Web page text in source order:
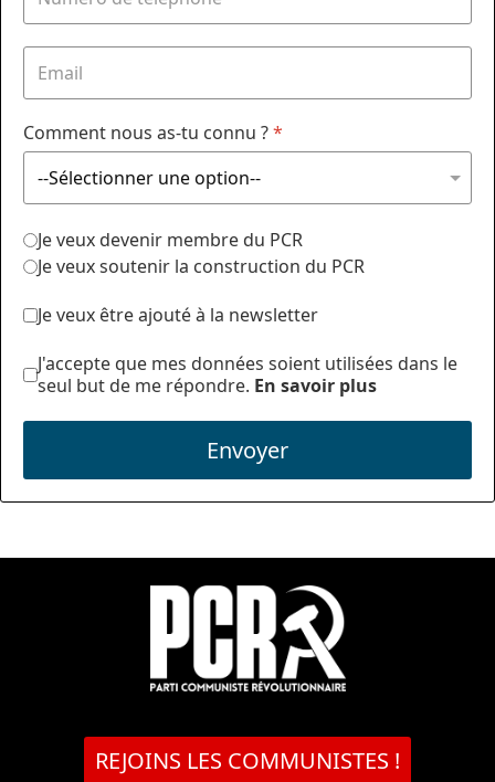
Comment nous as-tu connu ?*
Je veux devenir membre du PCR
Je veux soutenir la construction du PCR
Je veux être ajouté à la newsletter
J'accepte que mes données soient utilisées dans le
seul but de me répondre. En savoir plus
Envoyer
REJOINS LES COMMUNISTES !